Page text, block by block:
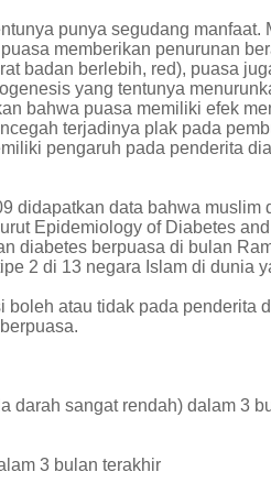
punya segudang manfaat.
memberikan penurunan
badan berlebih, red), puasa
yang tentunya
bahwa puasa memiliki efek
terjadinya plak pada
pengaruh pada penderita
didapatkan data bahwa muslim
Epidemiology of Diabetes
diabetes berpuasa di bulan
2 di 13 negara Islam di dunia
atau tidak pada penderita
darah sangat rendah) dalam 3
3 bulan terakhir